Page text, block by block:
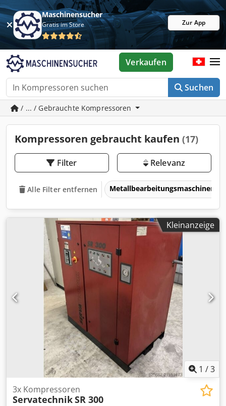
Maschinensucher
Gratis im Store Zur App
Suchen
Verkaufen
/ ... / Gebrauchte Kompressoren
Kompressoren gebraucht kaufen (17)
Filter Relevanz
Alle Filter entfernen Metallbearbeitungsmaschinen
Kleinanzeige
1 /3
3x Kompressoren
ServatechnikSR 300